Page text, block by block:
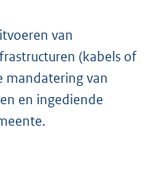
van
(kabels of
mandatering van
en ingediende